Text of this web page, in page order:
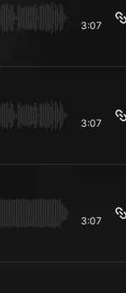
3:07
3:07
3:07